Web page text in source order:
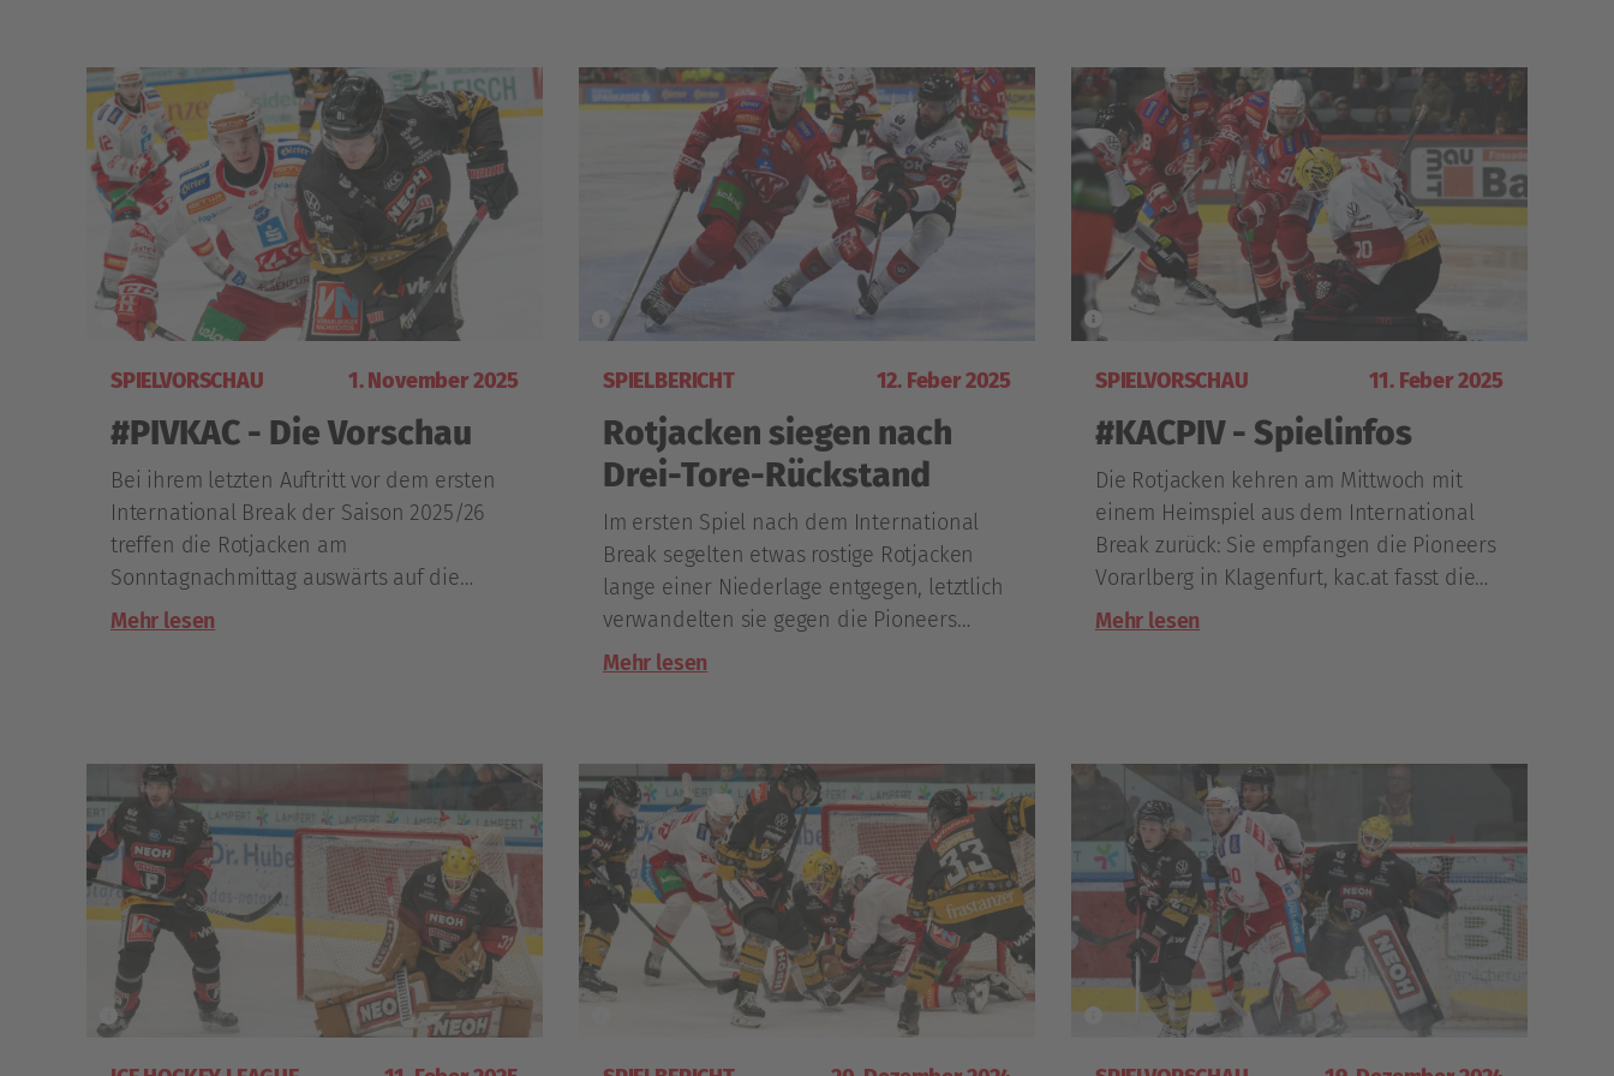
SPIELVORSCHAU 1. November 2025
#PIVKAC - Die Vorschau
Bei ihrem letzten Auftritt vor dem ersten
International Break der Saison 2025/26
treffen die Rotjacken am
Sonntagnachmittag auswärts auf die
Pioneers Vorarlberg, die wichtigsten
Mehr lesen
SPIELBERICHT 12. Feber 2025
Rotjacken siegen nach
Drei-Tore-Rückstand
Im ersten Spiel nach dem International
Break segelten etwas rostige Rotjacken
lange einer Niederlage entgegen, letztlich
verwandelten sie gegen die Pioneers
Vorarlberg ein 1:4-Defizit aber noch in
Mehr lesen
SPIELVORSCHAU 11. Feber 2025
#KACPIV - Spielinfos
Die Rotjacken kehren am Mittwoch mit
einem Heimspiel aus dem International
Break zurück: Sie empfangen die Pioneers
Vorarlberg in Klagenfurt, kac.at fasst die
wichtigsten Details zu dieser Partie
Mehr lesen